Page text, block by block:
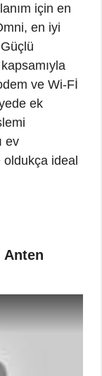
için en
en iyi
ve Wi-Fİ
ek
ev
ideal
Anten